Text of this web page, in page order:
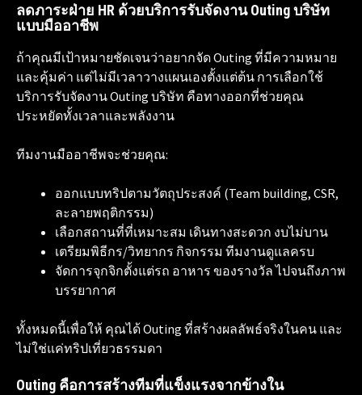
ลดภาระฝ่าย HR ด้วยบริการรับจัดงาน Outing บริษัท
แบบมืออาชีพ
ถ้าคุณมีเป้าหมายชัดเจนว่าอยากจัด Outing ที่มีความหมาย
และคุ้มค่า แต่ไม่มีเวลาวางแผนเองตั้งแต่ต้น การเลือกใช้
บริการรับจัดงาน Outing บริษัท คือทางออกที่ช่วยคุณ
ประหยัดทั้งเวลาและพลังงาน
ทีมงานมืออาชีพจะช่วยคุณ:
ออกแบบทริปตามวัตถุประสงค์ (Team building, CSR,
ละลายพฤติกรรม)
เลือกสถานที่ที่เหมาะสม เดินทางสะดวก งบไม่บาน
เตรียมพิธีกร/วิทยากร กิจกรรม ทีมงานดูแลครบ
จัดการจุกจิกตั้งแต่รถ อาหาร ของรางวัล ไปจนถึงภาพ
บรรยากาศ
ทั้งหมดนี้เพื่อให้ คุณได้ Outing ที่สร้างผลลัพธ์จริงในคน และ
ไม่ใช่แค่ทริปเที่ยวธรรมดา
Outing คือการสร้างทีมที่แข็งแรงจากข้างใน